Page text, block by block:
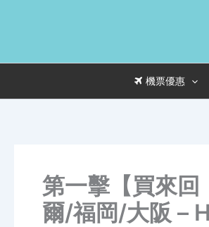
機票優惠
第一擊【買來
爾/福岡/大阪 –